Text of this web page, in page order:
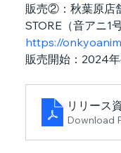
販売②：秋葉原店
STORE（音アニ1
https://
販売開始：2024
リリース
Download